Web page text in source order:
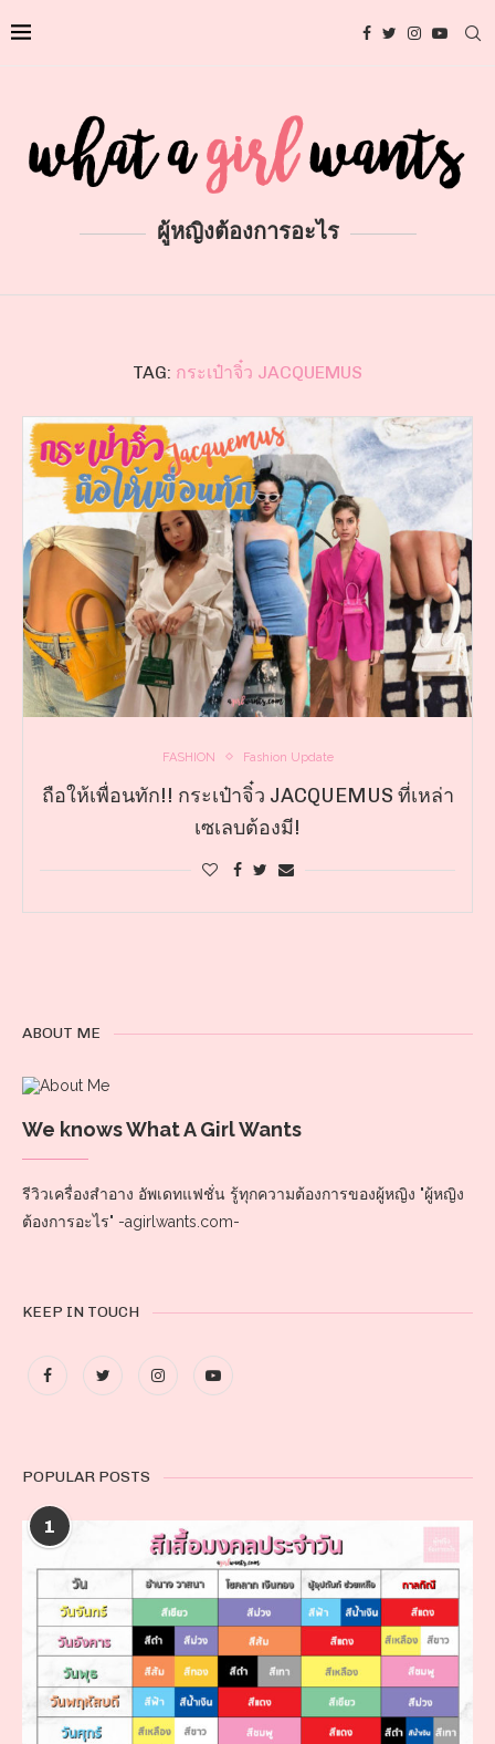
ผู้หญิงต้องการอะไร
TAG: กระเป๋าจิ๋ว JACQUEMUS
FASHION Fashion Update
ถือให้เพื่อนทัก!! กระเป๋าจิ๋ว JACQUEMUS ที่เหล่า
เซเลบต้องมี!
ABOUT ME
We knows What A Girl Wants
รีวิวเครื่องสำอาง อัพเดทแฟชั่น รู้ทุกความต้องการของผู้หญิง "ผู้หญิง
ต้องการอะไร" -agirlwants.com-
KEEP IN TOUCH
POPULAR POSTS
1